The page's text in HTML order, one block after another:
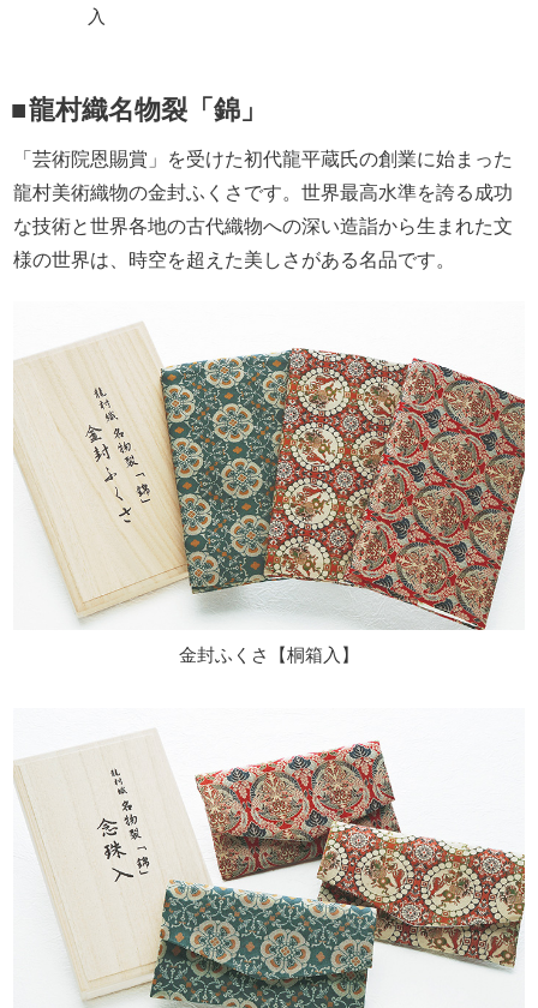
入
龍村織名物裂「錦」
「芸術院恩賜賞」を受けた初代龍平蔵氏の創業に始まった
龍村美術織物の金封ふくさです。世界最高水準を誇る成功
な技術と世界各地の古代織物への深い造詣から生まれた文
様の世界は、時空を超えた美しさがある名品です。
金封ふくさ【桐箱入】